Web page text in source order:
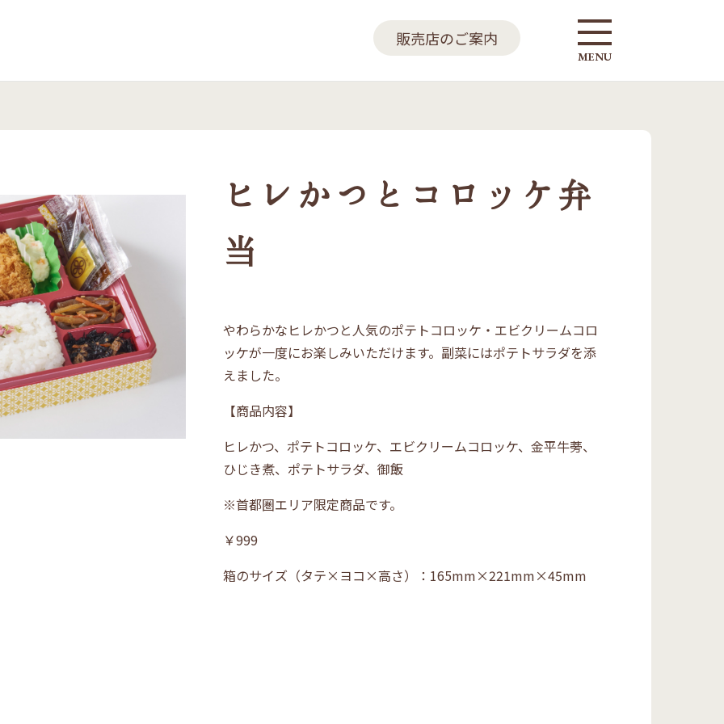
販売店のご案内
MENU
ヒレかつとコロッケ弁
当
やわらかなヒレかつと人気のポテトコロッケ・エビクリームコロ
ッケが一度にお楽しみいただけます。副菜にはポテトサラダを添
えました。
【商品内容】
ヒレかつ、ポテトコロッケ、エビクリームコロッケ、 金平牛蒡、
ひじき煮、ポテトサラダ、御飯
※首都圏エリア限定商品です。
￥999
箱のサイズ（タテ×ヨコ×高さ）： 165mm×221mm×45mm